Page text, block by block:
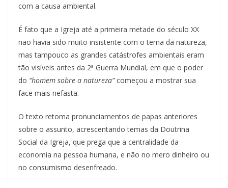
com a causa ambiental.
É fato que a Igreja até a primeira metade do século XX
não havia sido muito insistente com o tema da natureza,
mas tampouco as grandes catástrofes ambientais eram
tão visíveis antes da 2ª Guerra Mundial, em que o poder
do “homem sobre a natureza”começou a mostrar sua
face mais nefasta.
O texto retoma pronunciamentos de papas anteriores
sobre o assunto, acrescentando temas da Doutrina
Social da Igreja, que prega que a centralidade da
economia na pessoa humana, e não no mero dinheiro ou
no consumismo desenfreado.